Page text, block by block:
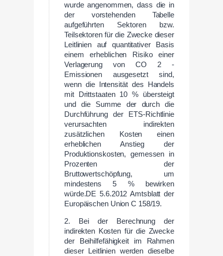
wurde angenommen, dass die in
der vorstehenden Tabelle
aufgeführten Sektoren bzw.
Teilsektoren für die Zwecke dieser
Leitlinien auf quantitativer Basis
einem erheblichen Risiko einer
Verlagerung von CO 2 -
Emissionen ausgesetzt sind,
wenn die Intensität des Handels
mit Drittstaaten 10 % übersteigt
und die Summe der durch die
Durchführung der ETS-Richtlinie
verursachten indirekten
zusätzlichen Kosten einen
erheblichen Anstieg der
Produktionskosten, gemessen in
Prozenten der
Bruttowertschöpfung, um
mindestens 5 % bewirken
würde.DE 5.6.2012 Amtsblatt der
Europäischen Union C 158/19.
2. Bei der Berechnung der
indirekten Kosten für die Zwecke
der Beihilfefähigkeit im Rahmen
dieser Leitlinien werden dieselbe